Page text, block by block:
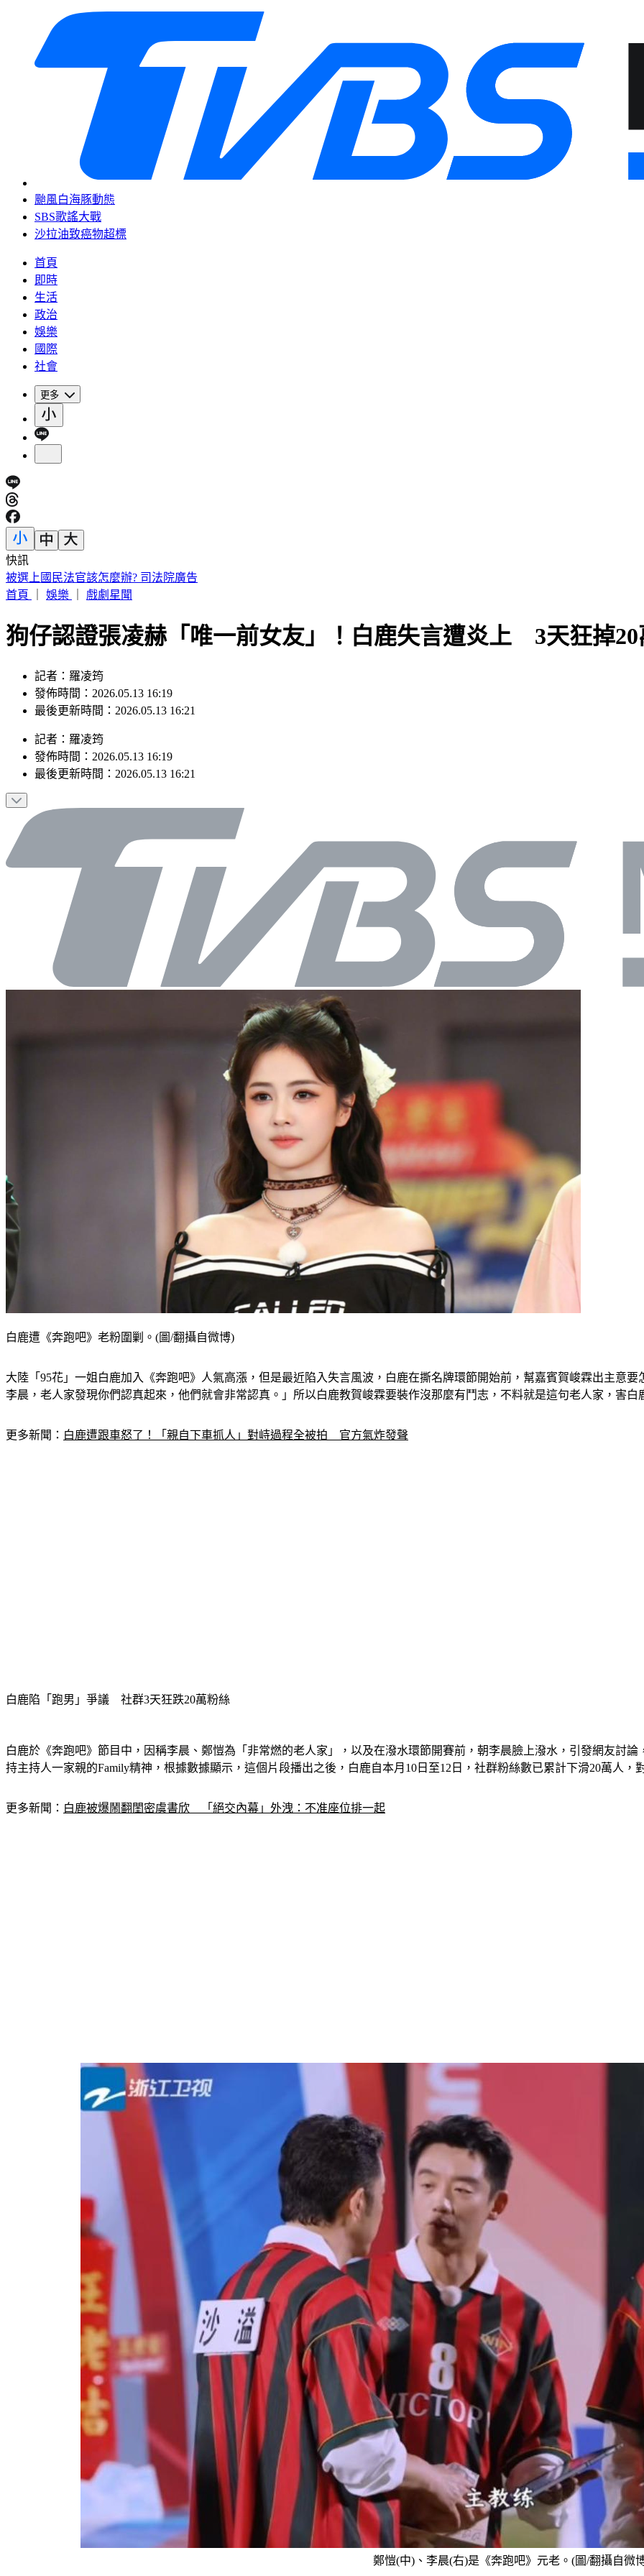
颱風白海豚動態
SBS歌謠大戰
沙拉油致癌物超標
首頁
即時
生活
政治
娛樂
國際
社會
更多
快訊
預告基本工資要漲了！賴清德喊話企業：有獲利替「員工加薪」
首頁
娛樂 戲劇星聞
狗仔認證張凌赫「唯一前女友」！白鹿失言遭炎上 3天狂掉20
記者：羅凌筠
發佈時間：2026.05.13 16:19
最後更新時間：2026.05.13 16:21
記者 ： 羅凌筠
發佈時間： 2026.05.13 16:19
最後更新時間： 2026.05.13 16:21
白鹿遭《奔跑吧》老粉圍剿。(圖/翻攝自微博)
大陸「95花」一姐白鹿加入《奔跑吧》人氣高漲，但是最近陷入失言風波，白鹿在撕名牌環節開始前，幫嘉賓賀峻霖出主意
李晨，老人家發現你們認真起來，他們就會非常認真。」所以白鹿教賀峻霖要裝作沒那麼有鬥志，不料就是這句老人家，害白
更多新聞： 白鹿遭跟車怒了！「親自下車抓人」對峙過程全被拍　官方氣炸發聲
白鹿陷「跑男」爭議　社群3天狂跌20萬粉絲
白鹿於《奔跑吧》節目中，因稱李晨、鄭愷為「非常燃的老人家」，以及在潑水環節開賽前，朝李晨臉上潑水，引發網友討
持主持人一家親的Family精神，根據數據顯示，這個片段播出之後，白鹿自本月10日至12日，社群粉絲數已累計下滑20萬人，
更多新聞： 白鹿被爆鬧翻閨密虞書欣　「絕交內幕」外洩：不准座位排一起
鄭愷(中)、李晨(右)是《奔跑吧》元老。(圖/翻攝自微